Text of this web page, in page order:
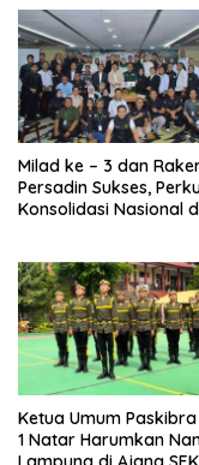
Milad ke – 3 dan
Persadin Sukses,
Konsolidasi Nasional
Ketua Umum Paskibra
1 Natar Harumkan